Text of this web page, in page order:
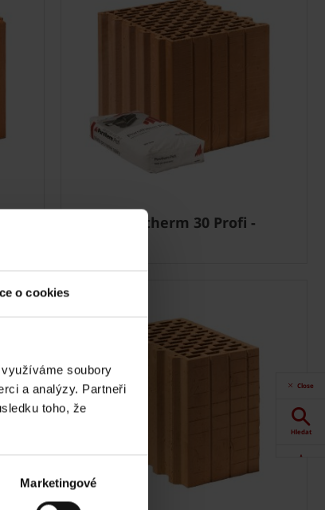
o cookies
soubory
a analýzy. Partneři
toho, že
Marketingové
Cihla Porotherm 30 Profi -
Close
Hledat